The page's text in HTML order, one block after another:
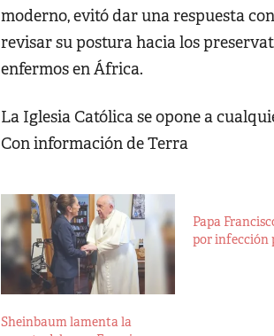
moderno, evitó dar una respuesta
revisar su postura hacia los
enfermos en África.
La Iglesia Católica se opone a
Con información de Terra
Sheinbaum lamenta la
Papa
por infección